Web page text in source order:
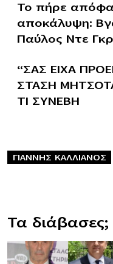
Το πήρε
αποκάλυψη:
Παύλος Ντε
“ΣΑΣ ΕΙΧΑ
ΣΤΑΣΗ
ΤΙ ΣΥΝΕΒΗ
ΓΙΑΝΝΗΣ ΚΑΛΛΙΑΝΟΣ
Τα διάβασες;